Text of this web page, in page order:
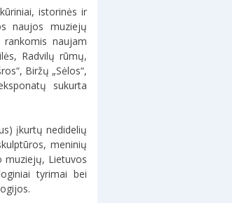
istorinės ir
naujos muziejų
naujam
Radvilų rūmų,
Biržų „Sėlos“,
sukurta
įkurtų nedidelių
meninių
muziejų, Lietuvos
tyrimai bei